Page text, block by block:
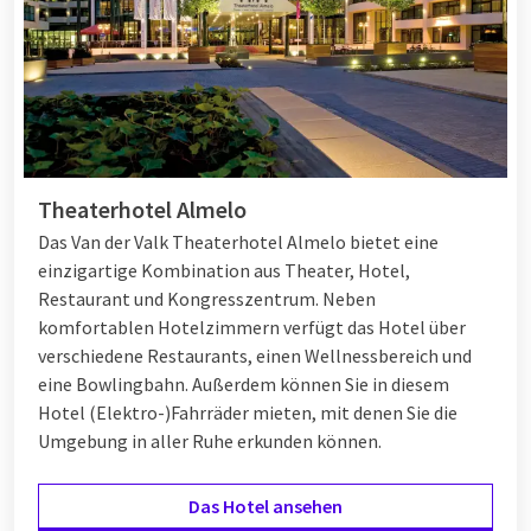
Valentinstagshotel zu übernachten. So sind unsereSuitendie
perfekte Basis für einen romantischen Aufenthalt und
verwandelt Valentinstag in einen speziellen Aufenthalt voller
Romantik.verandert Valentijnsdag in een speciaal verblijf vol
romantiek.
Valentinstag Geschenk
Ein originelles Valentinstag Geschenk muss nicht kompliziert
sein. Wo Blumen oder Schokolade vergänglich sind, bietet ein
Erlebnis bleibende Erinnerungen. Mit einem kurzen
Valentinstagsurlaub geben Sie mehr als ein Geschenk, Sie
geben ein wunderbares Erlebnis. Gemeinsam in einem
luxuriösen Zimmer aufwachen, entspannt frühstücken und die
luxuriösen Einrichtungen genießen, machen dieses Geschenk
Theaterhotel Almelo
Das Van der Valk Theaterhotel Almelo bietet eine
einzigartige Kombination aus Theater, Hotel,
Restaurant und Kongresszentrum. Neben
komfortablen Hotelzimmern verfügt das Hotel über
verschiedene Restaurants, einen Wellnessbereich und
eine Bowlingbahn. Außerdem können Sie in diesem
Hotel (Elektro-)Fahrräder mieten, mit denen Sie die
Umgebung in aller Ruhe erkunden können.
Das Hotel ansehen